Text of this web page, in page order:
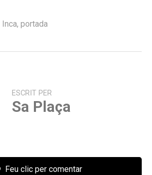
Inca, portada
ESCRIT PER
Sa Plaça
Feu clic per comentar